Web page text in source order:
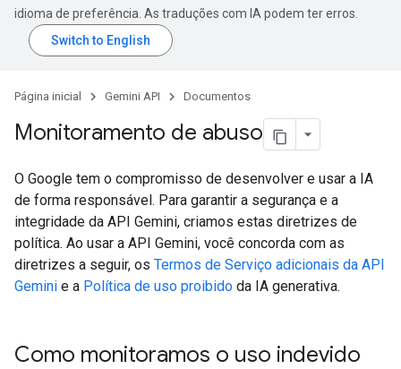
idioma de preferência. As traduções com IA podem ter erros.
Página inicial Gemini API Documentos
Monitoramento de abuso
O Google tem o compromisso de desenvolver e usar a IA
de forma responsável. Para garantir a segurança e a
integridade da API Gemini, criamos estas diretrizes de
política. Ao usar a API Gemini, você concorda com as
diretrizes a seguir, os Termos de Serviço adicionais da API
Gemini e a Política de uso proibido da IA generativa.
Como monitoramos o uso indevido